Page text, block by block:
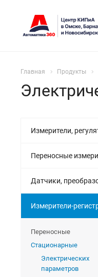
Главная Продукты
Измерители,
Переносные
Датчики,
Измерители-
Переносные
Стационарные
Электрических
параметров